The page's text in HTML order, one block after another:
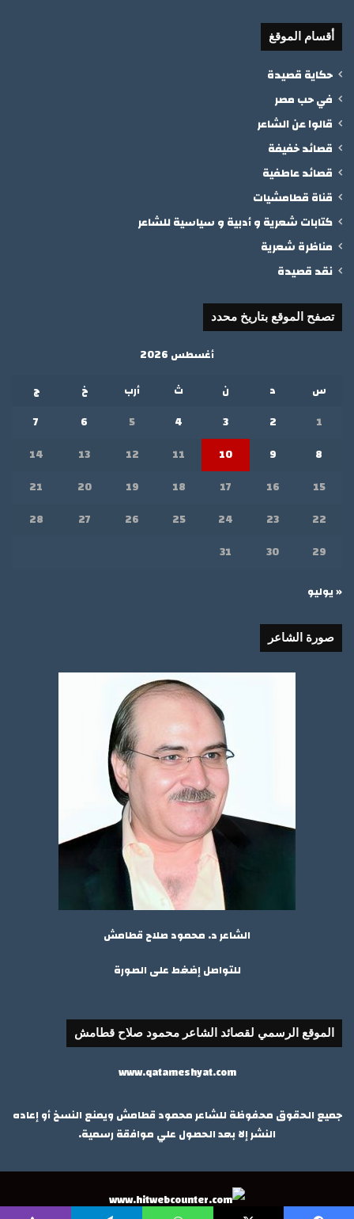
أقسام الموقغ
حكاية قصيدة
في حب مصر
قالوا عن الشاعر
قصائد خفيفة
قصائد عاطفية
قناة قطامشيات
كتابات شعرية و أدبية و سياسية للشاعر
مناظرة شعرية
نقد قصيدة
تصفح الموقع بتاريخ محدد
أغسطس 2026
س
د ن ث أرب خ
ج
1
2
3
4
5
6
7
8
9
10
11
12
13
14
15
16
17
18
19
20
21
22
23
24
25
26
27
28
29
30
31
« يوليو
صورة الشاعر
الشاعر د. محمود صلاح قطامش
للتواصل إضغط على الصورة
الموقع الرسمي لقصائد الشاعر محمود صلاح قطامش
www.qatameshyat.com
جميع الحقوق محفوظة للشاعر محمود قطامش ويمنع النسخ أو إعاده
النشر إلا بعد الحصول علي موافقة رسمية.